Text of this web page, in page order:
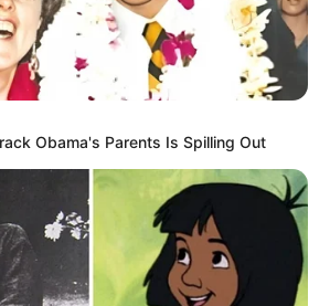
Anti
Konyol
Obama's Parents Is Spilling Out